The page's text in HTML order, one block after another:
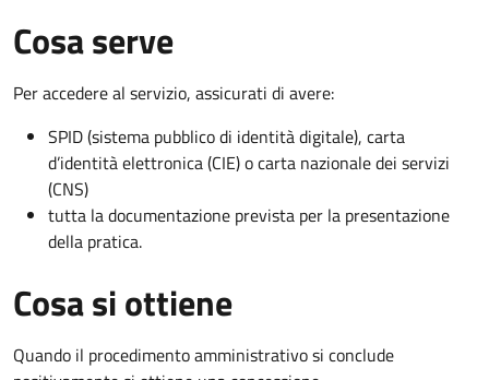
Cosa serve
Per accedere al servizio, assicurati di avere:
SPID (sistema pubblico di identità digitale), carta
d’identità elettronica (CIE) o carta nazionale dei servizi
(CNS)
tutta la documentazione prevista per la presentazione
della pratica.
Cosa si ottiene
Quando il procedimento amministrativo si conclude